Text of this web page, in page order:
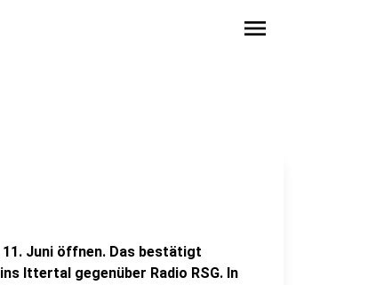
menu
Juni öffnen. Das bestätigt
Ittertal gegenüber Radio RSG. In